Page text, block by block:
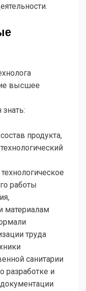
высшее
продукта,
работы
материалам
труда
санитарии
разработке и